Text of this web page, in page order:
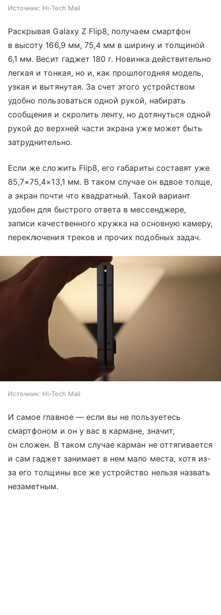
Источник: Hi-Tech Mail
Раскрывая Galaxy Z Flip8, получаем смартфон
в высоту 166,9 мм, 75,4 мм в ширину и толщиной
6,1 мм. Весит гаджет 180 г. Новинка действительно
легкая и тонкая, но и, как прошлогодняя модель,
узкая и вытянутая. За счет этого устройством
удобно пользоваться одной рукой, набирать
сообщения и скролить ленту, но дотянуться одной
рукой до верхней части экрана уже может быть
затруднительно.
Если же сложить Flip8, его габариты составят уже
85,7×75,4×13,1 мм. В таком случае он вдвое толще,
а экран почти что квадратный. Такой вариант
удобен для быстрого ответа в мессенджере,
записи качественного кружка на основную камеру,
переключения треков и прочих подобных задач.
Источник: Hi-Tech Mail
И самое главное — если вы не пользуетесь
смартфоном и он у вас в кармане, значит,
он сложен. В таком случае карман не оттягивается
и сам гаджет занимает в нем мало места, хотя из-
за его толщины все же устройство нельзя назвать
незаметным.